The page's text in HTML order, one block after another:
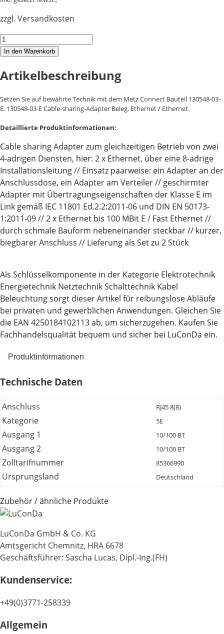
zzgl. Versandkosten
In den Warenkorb
Artikelbeschreibung
Setzen Sie auf bewährte Technik mit dem Metz Connect Bauteil 130548-03-
E. 130548-03-E Cable-sharing-Adapter Beleg. Ethernet / Ethernet.
Detaillierte Produktinformationen:
Cable sharing Adapter zum gleichzeitigen Betrieb von zwei
4-adrigen Diensten, hier: 2 x Ethernet, über eine 8-adrige
Installationsleitung // Einsatz paarweise: ein Adapter an der
Anschlussdose, ein Adapter am Verteiler // geschirmter
Adapter mit Übertragungseigenschaften der Klasse E im
Link gemäß IEC 11801 Ed.2.2:2011-06 und DIN EN 50173-
1:2011-09 // 2 x Ethernet bis 100 MBit E / Fast Ethernet //
durch schmale Bauform nebeneinander steckbar // kurzer,
biegbarer Anschluss // Lieferung als Set zu 2 Stück
Als Schlüsselkomponente in der Kategorie Elektrotechnik
Energietechnik Netztechnik Schalttechnik Kabel
Beleuchtung sorgt dieser Artikel für reibungslose Abläufe
bei privaten und gewerblichen Anwendungen. Gleichen Sie
die EAN 4250184102113 ab, um sicherzugehen. Kaufen Sie
Fachhandelsqualität bequem und sicher bei LuConDa ein.
Produktinformationen
Technische Daten
Anschluss RJ45 8(8)
Kategorie 5E
Ausgang 1 10/100 BT
Ausgang 2 10/100 BT
Zolltarifnummer 85366990
Ursprungsland Deutschland
Zubehör / ähnliche Produkte
LuConDa GmbH & Co. KG
Amtsgericht Chemnitz, HRA 6678
Geschäftsführer: Sascha Lucas, Dipl.-Ing.(FH)
Kundenservice:
+49(0)3771-258339
Allgemein